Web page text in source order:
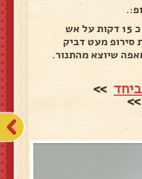
מבשלים על הגז כ 15 דקות על אש
סירופ מעט דביק
שיוצא מהתנור.
>>